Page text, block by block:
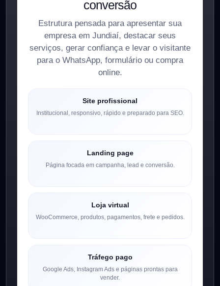
conversão
Estrutura pensada para apresentar sua
empresa em Jundiaí, destacar seus
serviços, gerar confiança e levar o visitante
para o WhatsApp, formulário ou compra
online.
Site profissional
Institucional, responsivo, rápido e preparado para SEO.
Landing page
Página focada em campanha, lead e conversão.
Loja virtual
WooCommerce, produtos, pagamentos, frete e pedidos.
Tráfego pago
Google Ads, Instagram Ads e páginas prontas para
vender.